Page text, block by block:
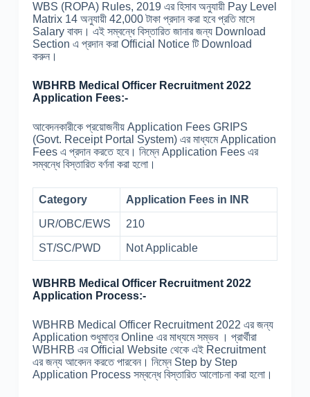
WBS (ROPA) Rules, 2019 এর হিসাব অনুযায়ী Pay Level
Matrix 14 অনুযায়ী 42,000 টাকা প্রদান করা হবে প্রতি মাসে
Salary বাবদ। এই সম্বন্ধে বিস্তারিত জানার জন্য Download
Section এ প্রদান করা Official Notice টি Download
করুন।
WBHRB Medical Officer Recruitment 2022
Application Fees:-
আবেদনকারীকে প্রয়োজনীয় Application Fees GRIPS
(Govt. Receipt Portal System) এর মাধ্যমে Application
Fees এ প্রদান করতে হবে। নিম্নে Application Fees এর
সম্বন্ধে বিস্তারিত বর্ণনা করা হলো।
Category Application Fees in INR
UR/OBC/EWS 210
ST/SC/PWD Not Applicable
WBHRB Medical Officer Recruitment 2022
Application Process:-
WBHRB Medical Officer Recruitment 2022 এর জন্য
Application শুধুমাত্র Online এর মাধ্যমে সম্ভব । প্রার্থীরা
WBHRB এর Official Website থেকে এই Recruitment
এর জন্য আবেদন করতে পারবেন। নিম্নে Step by Step
Application Process সম্বন্ধে বিস্তারিত আলোচনা করা হলো।